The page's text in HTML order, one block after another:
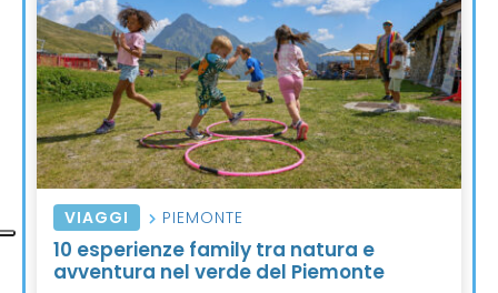
VIAGGI PIEMONTE
10 esperienze family tra natura e
avventura nel verde del Piemonte